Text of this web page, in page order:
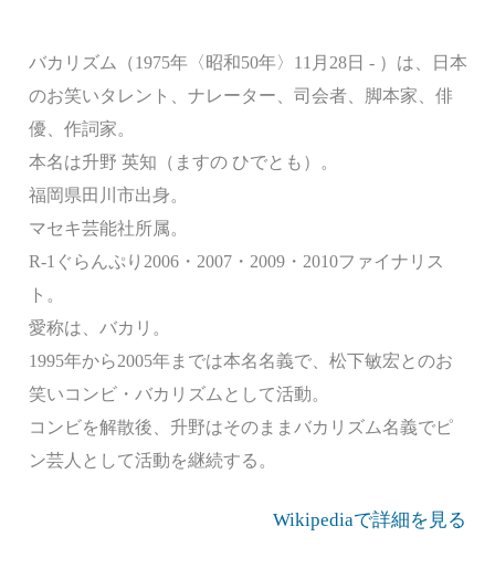
バカリズム（1975年〈昭和50年〉11月28日 - ）は、日本
のお笑いタレント、ナレーター、司会者、脚本家、俳
優、作詞家。
本名は升野 英知（ますの ひでとも）。
福岡県田川市出身。
マセキ芸能社所属。
R-1ぐらんぷり2006・2007・2009・2010ファイナリス
ト。
愛称は、バカリ。
1995年から2005年までは本名名義で、松下敏宏とのお
笑いコンビ・バカリズムとして活動。
コンビを解散後、升野はそのままバカリズム名義でピ
ン芸人として活動を継続する。
Wikipediaで詳細を見る